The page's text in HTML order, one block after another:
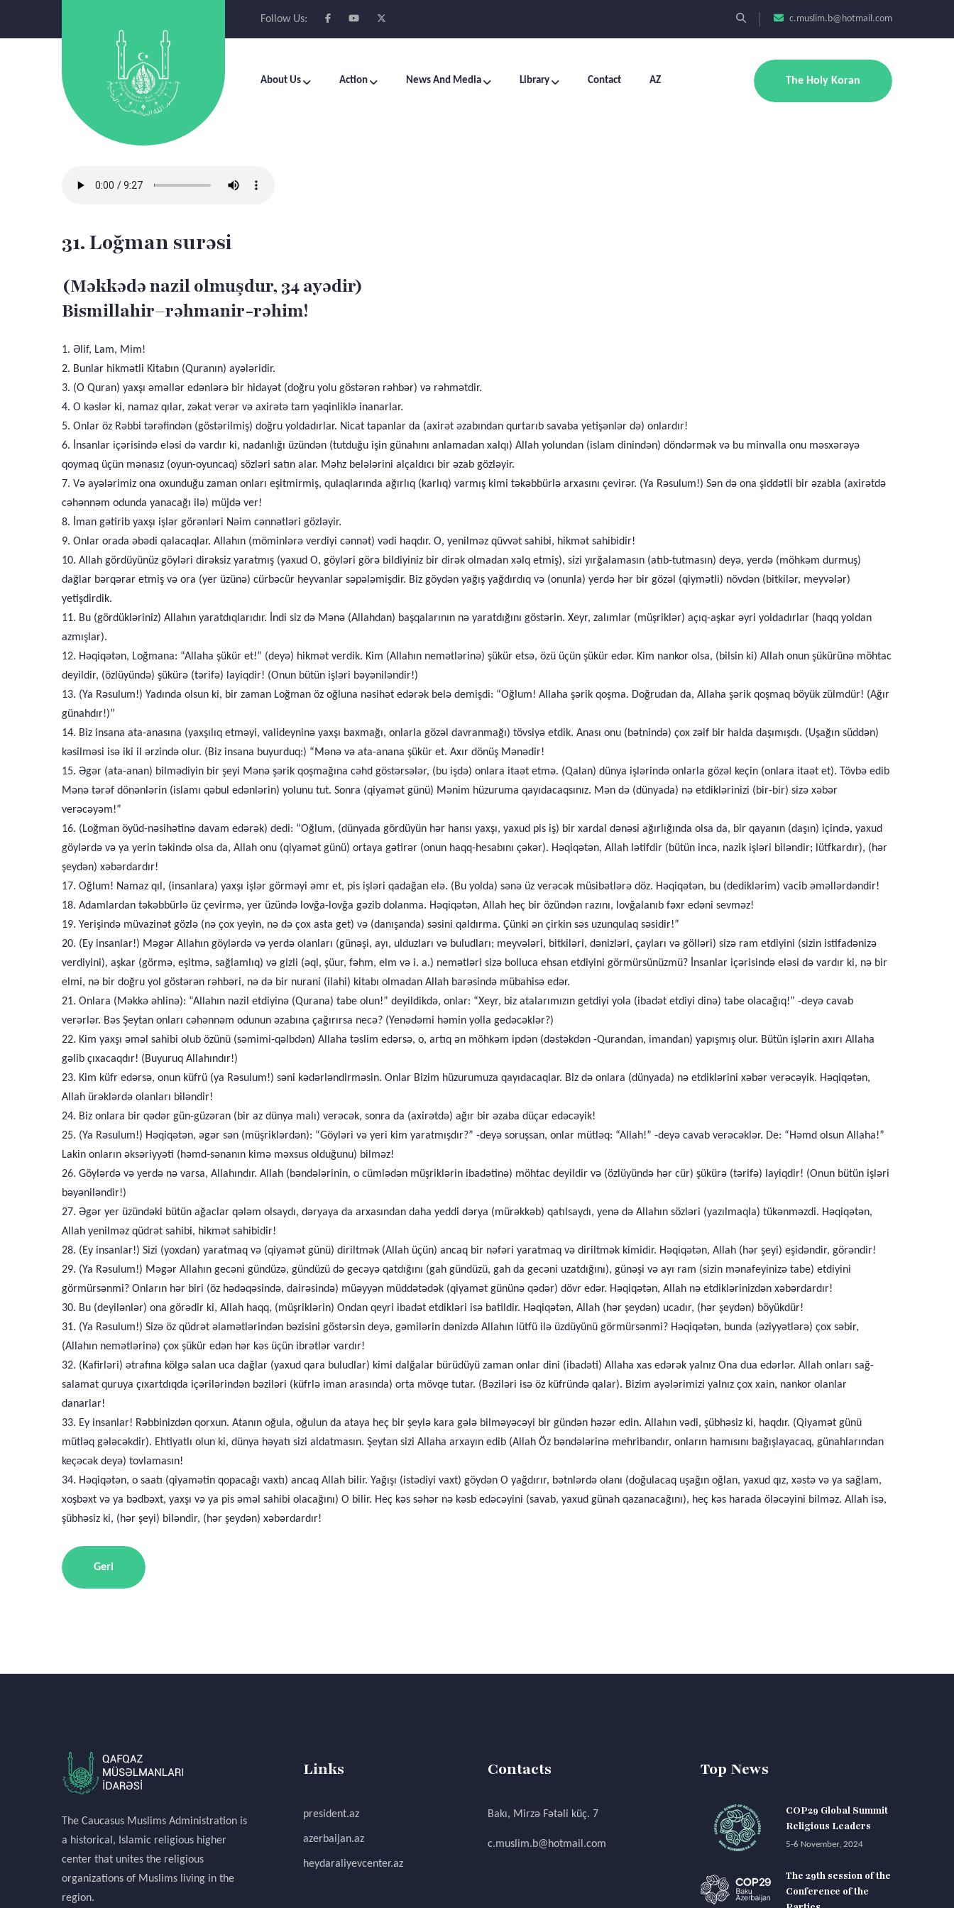
Follow Us: c.muslim.b@hotmail.com
About Us Action News And Media Library Contact AZ The Holy Koran
31. Loğman surəsi
(Məkkədə nazil olmuşdur, 34 ayədir)
Bismillahir–rəhmanir-rəhim!
1. Əlif, Lam, Mim!
2. Bunlar hikmətli Kitabın (Quranın) ayələridir.
3. (O Quran) yaxşı əməllər edənlərə bir hidayət (doğru yolu göstərən rəhbər) və rəhmətdir.
4. O kəslər ki, namaz qılar, zəkat verər və axirətə tam yəqinliklə inanarlar.
5. Onlar öz Rəbbi tərəfindən (göstərilmiş) doğru yoldadırlar. Nicat tapanlar da (axirət əzabından qurtarıb savaba yetişənlər də) onlardır!
6. İnsanlar içərisində eləsi də vardır ki, nadanlığı üzündən (tutduğu işin günahını anlamadan xalqı) Allah yolundan (islam dinindən) döndərmək və bu minvalla onu məsxərəyə
qoymaq üçün mənasız (oyun-oyuncaq) sözləri satın alar. Məhz belələrini alçaldıcı bir əzab gözləyir.
7. Və ayələrimiz ona oxunduğu zaman onları eşitmirmiş, qulaqlarında ağırlıq (karlıq) varmış kimi təkəbbürlə arxasını çevirər. (Ya Rəsulum!) Sən də ona şiddətli bir əzabla (axirətdə
cəhənnəm odunda yanacağı ilə) müjdə ver!
8. İman gətirib yaxşı işlər görənləri Nəim cənnətləri gözləyir.
9. Onlar orada əbədi qalacaqlar. Allahın (möminlərə verdiyi cənnət) vədi haqdır. O, yenilməz qüvvət sahibi, hikmət sahibidir!
10. Allah gördüyünüz göyləri dirəksiz yaratmış (yaxud O, göyləri görə bildiyiniz bir dirək olmadan xəlq etmiş), sizi yırğalamasın (atıb-tutmasın) deyə, yerdə (möhkəm durmuş)
dağlar bərqərar etmiş və ora (yer üzünə) cürbəcür heyvanlar səpələmişdir. Biz göydən yağış yağdırdıq və (onunla) yerdə hər bir gözəl (qiymətli) növdən (bitkilər, meyvələr)
yetişdirdik.
11. Bu (gördükləriniz) Allahın yaratdıqlarıdır. İndi siz də Mənə (Allahdan) başqalarının nə yaratdığını göstərin. Xeyr, zalımlar (müşriklər) açıq-aşkar əyri yoldadırlar (haqq yoldan
azmışlar).
12. Həqiqətən, Loğmana: “Allaha şükür et!” (deyə) hikmət verdik. Kim (Allahın nemətlərinə) şükür etsə, özü üçün şükür edər. Kim nankor olsa, (bilsin ki) Allah onun şükürünə möhtac
deyildir, (özlüyündə) şükürə (tərifə) layiqdir! (Onun bütün işləri bəyəniləndir!)
13. (Ya Rəsulum!) Yadında olsun ki, bir zaman Loğman öz oğluna nəsihət edərək belə demişdi: “Oğlum! Allaha şərik qoşma. Doğrudan da, Allaha şərik qoşmaq böyük zülmdür! (Ağır
günahdır!)”
14. Biz insana ata-anasına (yaxşılıq etməyi, valideyninə yaxşı baxmağı, onlarla gözəl davranmağı) tövsiyə etdik. Anası onu (bətnində) çox zəif bir halda daşımışdı. (Uşağın süddən)
kəsilməsi isə iki il ərzində olur. (Biz insana buyurduq:) “Mənə və ata-anana şükür et. Axır dönüş Mənədir!
15. Əgər (ata-anan) bilmədiyin bir şeyi Mənə şərik qoşmağına cəhd göstərsələr, (bu işdə) onlara itaət etmə. (Qalan) dünya işlərində onlarla gözəl keçin (onlara itaət et). Tövbə edib
Mənə tərəf dönənlərin (islamı qəbul edənlərin) yolunu tut. Sonra (qiyamət günü) Mənim hüzuruma qayıdacaqsınız. Mən də (dünyada) nə etdiklərinizi (bir-bir) sizə xəbər
verəcəyəm!”
16. (Loğman öyüd-nəsihətinə davam edərək) dedi: “Oğlum, (dünyada gördüyün hər hansı yaxşı, yaxud pis iş) bir xardal dənəsi ağırlığında olsa da, bir qayanın (daşın) içində, yaxud
göylərdə və ya yerin təkində olsa da, Allah onu (qiyamət günü) ortaya gətirər (onun haqq-hesabını çəkər). Həqiqətən, Allah lətifdir (bütün incə, nazik işləri biləndir; lütfkardır), (hər
şeydən) xəbərdardır!
17. Oğlum! Namaz qıl, (insanlara) yaxşı işlər görməyi əmr et, pis işləri qadağan elə. (Bu yolda) sənə üz verəcək müsibətlərə döz. Həqiqətən, bu (dediklərim) vacib əməllərdəndir!
18. Adamlardan təkəbbürlə üz çevirmə, yer üzündə lovğa-lovğa gəzib dolanma. Həqiqətən, Allah heç bir özündən razını, lovğalanıb fəxr edəni sevməz!
19. Yerişində müvazinət gözlə (nə çox yeyin, nə də çox asta get) və (danışanda) səsini qaldırma. Çünki ən çirkin səs uzunqulaq səsidir!”
20. (Ey insanlar!) Məgər Allahın göylərdə və yerdə olanları (günəşi, ayı, ulduzları və buludları; meyvələri, bitkiləri, dənizləri, çayları və gölləri) sizə ram etdiyini (sizin istifadənizə
verdiyini), aşkar (görmə, eşitmə, sağlamlıq) və gizli (əql, şüur, fəhm, elm və i. a.) nemətləri sizə bolluca ehsan etdiyini görmürsünüzmü? İnsanlar içərisində eləsi də vardır ki, nə bir
elmi, nə bir doğru yol göstərən rəhbəri, nə də bir nurani (ilahi) kitabı olmadan Allah barəsində mübahisə edər.
21. Onlara (Məkkə əhlinə): “Allahın nazil etdiyinə (Qurana) tabe olun!” deyildikdə, onlar: “Xeyr, biz atalarımızın getdiyi yola (ibadət etdiyi dinə) tabe olacağıq!” -deyə cavab
verərlər. Bəs Şeytan onları cəhənnəm odunun əzabına çağırırsa necə? (Yenədəmi həmin yolla gedəcəklər?)
22. Kim yaxşı əməl sahibi olub özünü (səmimi-qəlbdən) Allaha təslim edərsə, o, artıq ən möhkəm ipdən (dəstəkdən -Qurandan, imandan) yapışmış olur. Bütün işlərin axırı Allaha
gəlib çıxacaqdır! (Buyuruq Allahındır!)
23. Kim küfr edərsə, onun küfrü (ya Rəsulum!) səni kədərləndirməsin. Onlar Bizim hüzurumuza qayıdacaqlar. Biz də onlara (dünyada) nə etdiklərini xəbər verəcəyik. Həqiqətən,
Allah ürəklərdə olanları biləndir!
24. Biz onlara bir qədər gün-güzəran (bir az dünya malı) verəcək, sonra da (axirətdə) ağır bir əzaba düçar edəcəyik!
25. (Ya Rəsulum!) Həqiqətən, əgər sən (müşriklərdən): “Göyləri və yeri kim yaratmışdır?” -deyə soruşsan, onlar mütləq: “Allah!” -deyə cavab verəcəklər. De: “Həmd olsun Allaha!”
Lakin onların əksəriyyəti (həmd-sənanın kimə məxsus olduğunu) bilməz!
26. Göylərdə və yerdə nə varsa, Allahındır. Allah (bəndələrinin, o cümlədən müşriklərin ibadətinə) möhtac deyildir və (özlüyündə hər cür) şükürə (tərifə) layiqdir! (Onun bütün işləri
bəyəniləndir!)
27. Əgər yer üzündəki bütün ağaclar qələm olsaydı, dəryaya da arxasından daha yeddi dərya (mürəkkəb) qatılsaydı, yenə də Allahın sözləri (yazılmaqla) tükənməzdi. Həqiqətən,
Allah yenilməz qüdrət sahibi, hikmət sahibidir!
28. (Ey insanlar!) Sizi (yoxdan) yaratmaq və (qiyamət günü) diriltmək (Allah üçün) ancaq bir nəfəri yaratmaq və diriltmək kimidir. Həqiqətən, Allah (hər şeyi) eşidəndir, görəndir!
29. (Ya Rəsulum!) Məgər Allahın gecəni gündüzə, gündüzü də gecəyə qatdığını (gah gündüzü, gah da gecəni uzatdığını), günəşi və ayı ram (sizin mənafeyinizə tabe) etdiyini
görmürsənmi? Onların hər biri (öz hədəqəsində, dairəsində) müəyyən müddətədək (qiyamət gününə qədər) dövr edər. Həqiqətən, Allah nə etdiklərinizdən xəbərdardır!
30. Bu (deyilənlər) ona görədir ki, Allah haqq, (müşriklərin) Ondan qeyri ibadət etdikləri isə batildir. Həqiqətən, Allah (hər şeydən) ucadır, (hər şeydən) böyükdür!
31. (Ya Rəsulum!) Sizə öz qüdrət əlamətlərindən bəzisini göstərsin deyə, gəmilərin dənizdə Allahın lütfü ilə üzdüyünü görmürsənmi? Həqiqətən, bunda (əziyyətlərə) çox səbir,
(Allahın nemətlərinə) çox şükür edən hər kəs üçün ibrətlər vardır!
32. (Kafirləri) ətrafına kölgə salan uca dağlar (yaxud qara buludlar) kimi dalğalar bürüdüyü zaman onlar dini (ibadəti) Allaha xas edərək yalnız Ona dua edərlər. Allah onları sağ-
salamat quruya çıxartdıqda içərilərindən bəziləri (küfrlə iman arasında) orta mövqe tutar. (Bəziləri isə öz küfründə qalar). Bizim ayələrimizi yalnız çox xain, nankor olanlar
danarlar!
33. Ey insanlar! Rəbbinizdən qorxun. Atanın oğula, oğulun da ataya heç bir şeylə kara gələ bilməyəcəyi bir gündən həzər edin. Allahın vədi, şübhəsiz ki, haqdır. (Qiyamət günü
mütləq gələcəkdir). Ehtiyatlı olun ki, dünya həyatı sizi aldatmasın. Şeytan sizi Allaha arxayın edib (Allah Öz bəndələrinə mehribandır, onların hamısını bağışlayacaq, günahlarından
keçəcək deyə) tovlamasın!
34. Həqiqətən, o saatı (qiyamətin qopacağı vaxtı) ancaq Allah bilir. Yağışı (istədiyi vaxt) göydən O yağdırır, bətnlərdə olanı (doğulacaq uşağın oğlan, yaxud qız, xəstə və ya sağlam,
xoşbəxt və ya bədbəxt, yaxşı və ya pis əməl sahibi olacağını) O bilir. Heç kəs səhər nə kəsb edəcəyini (savab, yaxud günah qazanacağını), heç kəs harada öləcəyini bilməz. Allah isə,
şübhəsiz ki, (hər şeyi) biləndir, (hər şeydən) xəbərdardır!
Geri
The Caucasus Muslims Administration is
a historical, Islamic religious higher
center that unites the religious
organizations of Muslims living in the
region.
Links
president.az
azerbaijan.az
heydaraliyevcenter.az
Contacts
Bakı, Mirzə Fətəli küç. 7
c.muslim.b@hotmail.com
Top News
COP29 Global Summit
Religious Leaders
5-6 November, 2024
The 29th session of the
Conference of the